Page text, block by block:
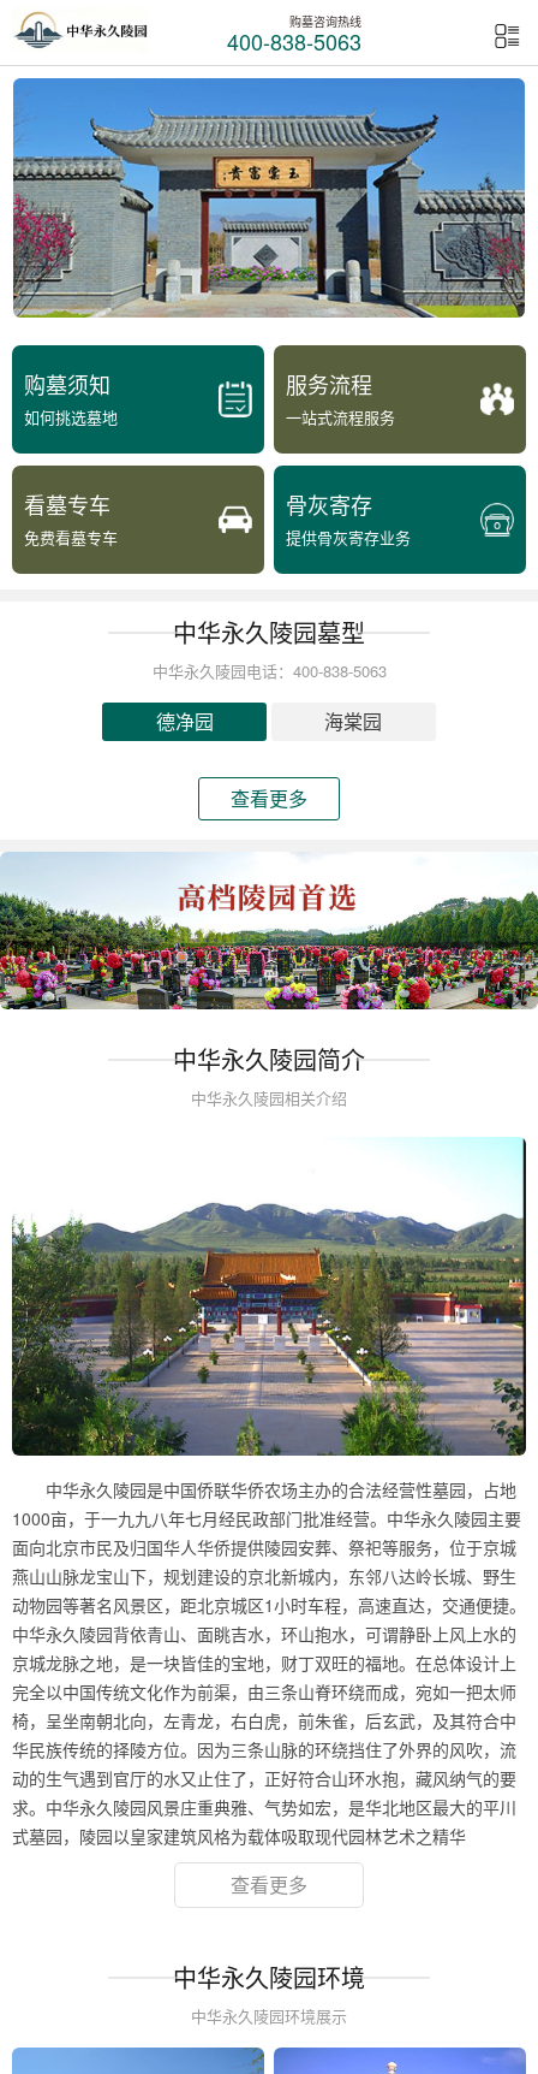
购墓咨询热线
400-838-5063
购墓须知
如何挑选墓地
服务流程
一站式流程服务
看墓专车
免费看墓专车
骨灰寄存
提供骨灰寄存业务
中华永久陵园墓型
中华永久陵园电话：400-838-5063
德净园 海棠园
查看更多
中华永久陵园简介
中华永久陵园相关介绍
中华永久陵园是中国侨联华侨农场主办的合法经营性墓园，占地
1000亩，于一九九八年七月经民政部门批准经营。中华永久陵园主要
面向北京市民及归国华人华侨提供陵园安葬、祭祀等服务，位于京城
燕山山脉龙宝山下，规划建设的京北新城内，东邻八达岭长城、野生
动物园等著名风景区，距北京城区1小时车程，高速直达，交通便捷。
中华永久陵园背依青山、面眺吉水，环山抱水，可谓静卧上风上水的
京城龙脉之地，是一块皆佳的宝地，财丁双旺的福地。在总体设计上
完全以中国传统文化作为前渠，由三条山脊环绕而成，宛如一把太师
椅，呈坐南朝北向，左青龙，右白虎，前朱雀，后玄武，及其符合中
华民族传统的择陵方位。因为三条山脉的环绕挡住了外界的风吹，流
动的生气遇到官厅的水又止住了，正好符合山环水抱，藏风纳气的要
求。中华永久陵园风景庄重典雅、气势如宏，是华北地区最大的平川
式墓园，陵园以皇家建筑风格为载体吸取现代园林艺术之精华
查看更多
中华永久陵园环境
中华永久陵园环境展示